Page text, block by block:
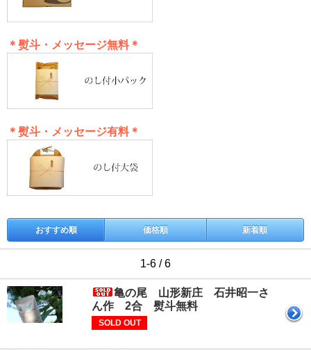
＊熨斗・メッセージ無料＊
＊熨斗・メッセージ有料＊
おすすめ順 価格順 新着順
1-6 / 6
亀の尾 山形新庄 石井昭一さ
ん作 2合 熨斗無料
SOLD OUT